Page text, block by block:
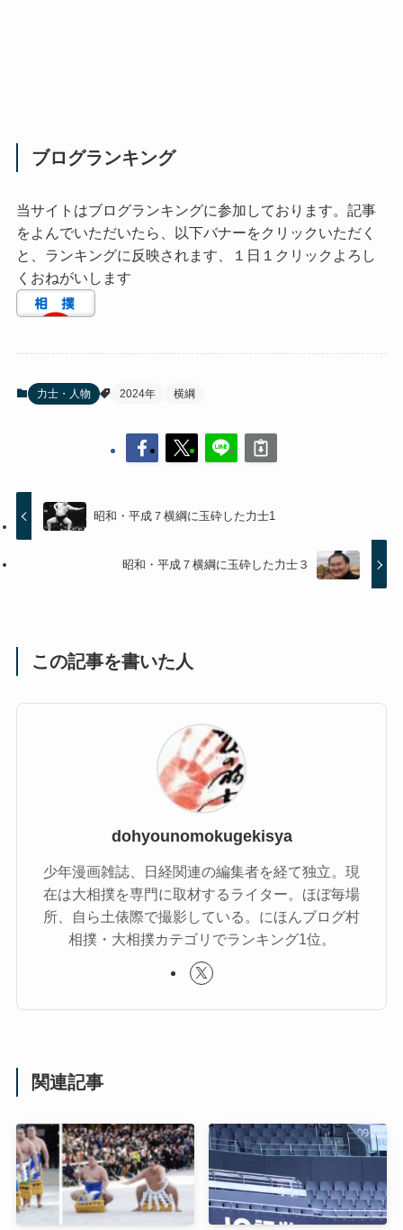
ブログランキング
当サイトはブログランキングに参加しております。記事
をよんでいただいたら、以下バナーをクリックいただく
と、ランキングに反映されます、１日１クリックよろし
くおねがいします
力士・人物 2024年 横綱
昭和・平成７横綱に玉砕した力士1
昭和・平成７横綱に玉砕した力士３
この記事を書いた人
dohyounomokugekisya
少年漫画雑誌、日経関連の編集者を経て独立。現
在は大相撲を専門に取材するライター。ほぼ毎場
所、自ら土俵際で撮影している。にほんブログ村
相撲・大相撲カテゴリでランキング1位。
関連記事